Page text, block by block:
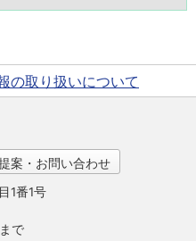
の取り扱いについて
案・お問い合わせ
1番1号
で